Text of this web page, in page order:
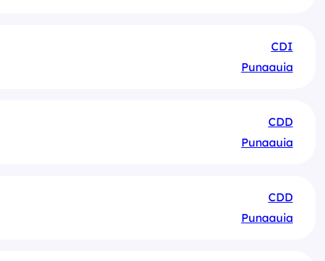
CDI
Punaauia
CDD
Punaauia
CDD
Punaauia